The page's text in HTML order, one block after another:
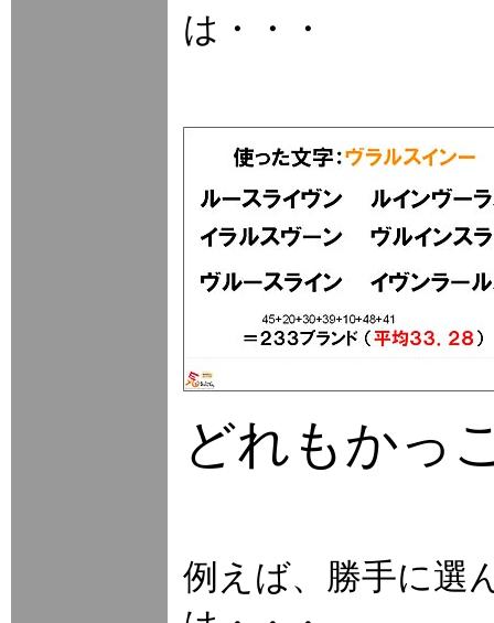
は・・・
どれもかっ
例えば、勝手に選